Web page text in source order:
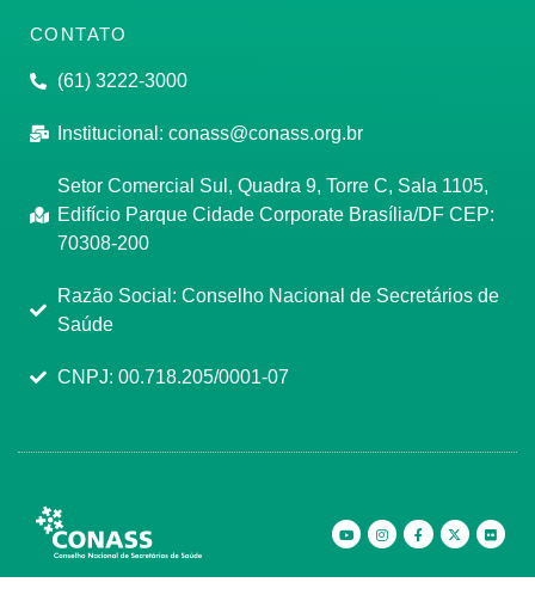
CONTATO
(61) 3222-3000
Institucional: conass@conass.org.br
Setor Comercial Sul, Quadra 9, Torre C, Sala 1105,
Edifício Parque Cidade Corporate Brasília/DF CEP:
70308-200
Razão Social: Conselho Nacional de Secretários de
Saúde
CNPJ: 00.718.205/0001-07